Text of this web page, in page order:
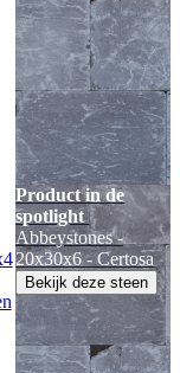
Product in de
spotlight
Abbeystones -
20x30x6 - Certosa
Bekijk deze steen